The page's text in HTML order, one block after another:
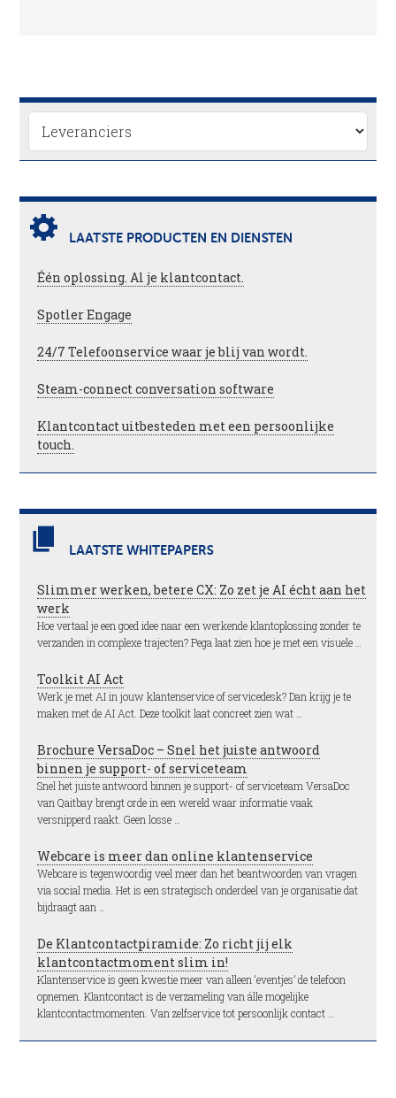
LAATSTE PRODUCTEN EN DIENSTEN
Één oplossing. Al je klantcontact.
Spotler Engage
24/7 Telefoonservice waar je blij van wordt.
Steam-connect conversation software
Klantcontact uitbesteden met een persoonlijke
touch.
LAATSTE WHITEPAPERS
Slimmer werken, betere CX: Zo zet je AI écht aan het
werk
Hoe vertaal je een goed idee naar een werkende klantoplossing zonder te
verzanden in complexe trajecten? Pega laat zien hoe je met een visuele …
Toolkit AI Act
Werk je met AI in jouw klantenservice of servicedesk? Dan krijg je te
maken met de AI Act. Deze toolkit laat concreet zien wat …
Brochure VersaDoc – Snel het juiste antwoord
binnen je support- of serviceteam
Snel het juiste antwoord binnen je support- of serviceteam VersaDoc
van Qaitbay brengt orde in een wereld waar informatie vaak
versnipperd raakt. Geen losse …
Webcare is meer dan online klantenservice
Webcare is tegenwoordig veel meer dan het beantwoorden van vragen
via social media. Het is een strategisch onderdeel van je organisatie dat
bijdraagt aan …
De Klantcontactpiramide: Zo richt jij elk
klantcontactmoment slim in!
Klantenservice is geen kwestie meer van alleen ‘eventjes’ de telefoon
opnemen. Klantcontact is de verzameling van álle mogelijke
klantcontactmomenten. Van zelfservice tot persoonlijk contact …